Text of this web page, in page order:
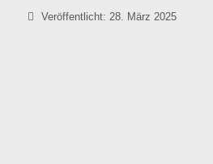
Veröffentlicht: 28. März 2025